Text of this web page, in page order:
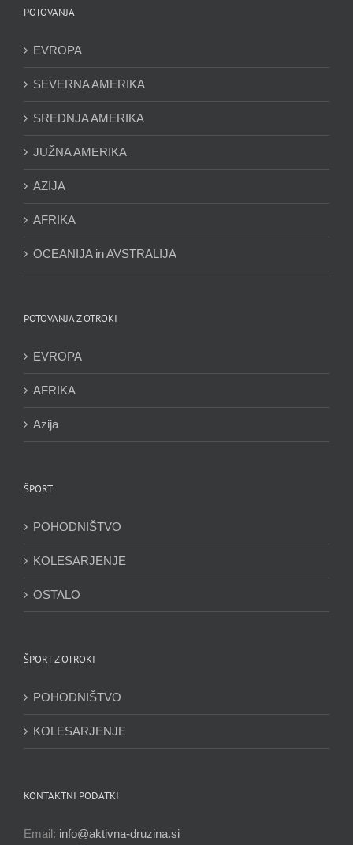
POTOVANJA
EVROPA
SEVERNA AMERIKA
SREDNJA AMERIKA
JUŽNA AMERIKA
AZIJA
AFRIKA
OCEANIJA in AVSTRALIJA
POTOVANJA Z OTROKI
EVROPA
AFRIKA
Azija
ŠPORT
POHODNIŠTVO
KOLESARJENJE
OSTALO
ŠPORT Z OTROKI
POHODNIŠTVO
KOLESARJENJE
KONTAKTNI PODATKI
Email: info@aktivna-druzina.si